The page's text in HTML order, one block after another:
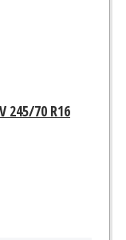
245/70 R16